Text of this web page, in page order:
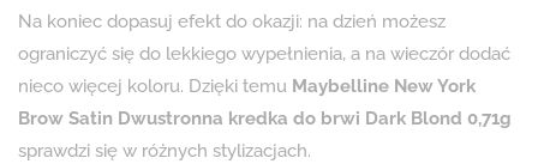
Na koniec dopasuj efekt do okazji: na dzień możesz
ograniczyć się do lekkiego wypełnienia, a na wieczór dodać
nieco więcej koloru. Dzięki temu Maybelline New York
Brow Satin Dwustronna kredka do brwi Dark Blond 0,71g
sprawdzi się w różnych stylizacjach.